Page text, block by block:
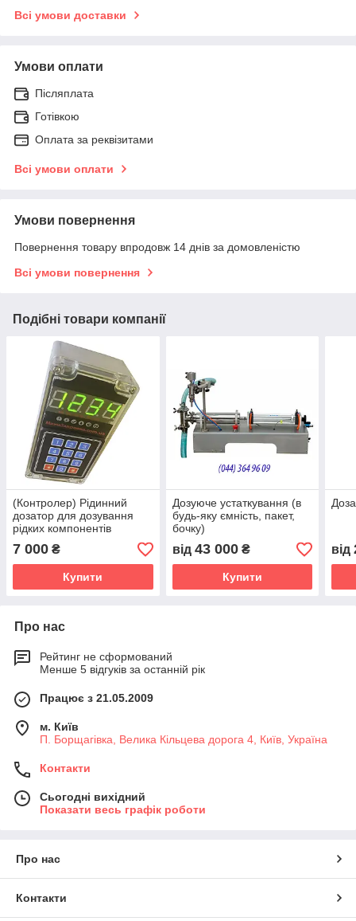
Всі умови доставки
Умови оплати
Післяплата
Готівкою
Оплата за реквізитами
Всі умови оплати
Умови повернення
Повернення товару впродовж 14 днів за домовленістю
Всі умови повернення
Подібні товари компанії
(Контролер) Рідинний
дозатор для дозування
рідких компонентів
7 000 ₴
Купити
Дозуюче устаткування (в
будь-яку ємність, пакет,
бочку)
від 43 000₴
Купити
від
Про нас
Рейтинг не сформований
Менше 5 відгуків за останній рік
Працює з 21.05.2009
м. Київ
П. Борщагівка, Велика Кільцева дорога 4, Київ, Україна
Контакти
Сьогодні вихідний
Показати весь графік роботи
Про нас
Контакти